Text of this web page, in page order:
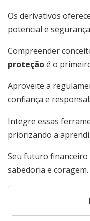
Os derivativos
potencial e
Compreender
proteçãoé o
Aproveite a
confiança e
Integre essas
priorizando a
Seu futuro
sabedoria e coragem.